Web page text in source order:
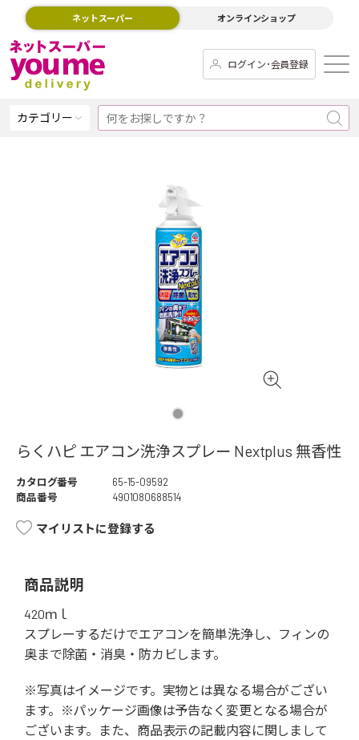
ネットスーパー オンラインショップ
ログイン･会員登録
カテゴリー
らくハピ エアコン洗浄スプレー Nextplus 無香性
カタログ番号
65-15-09592
商品番号
4901080688514
マイリストに登録する
商品説明
420ｍｌ
スプレーするだけでエアコンを簡単洗浄し、フィンの
奥まで除菌・消臭・防カビします。
※写真はイメージです。実物とは異なる場合がござい
ます。※パッケージ画像は予告なく変更となる場合が
ございます。また、商品表示の記載内容に関しまして